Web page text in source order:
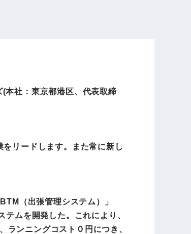
外貨自動両替機事業
本社：東京都港区、代表取締
リードします。また常に新し
（出張管理システム）」
ムを開発した。これにより、
ランニングコスト０円につき、